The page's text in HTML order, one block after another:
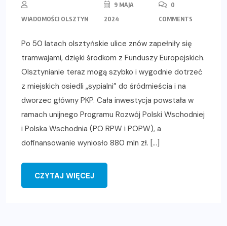
WIADOMOŚCI OLSZTYN
9 MAJA
2024
0
COMMENTS
Po 50 latach olsztyńskie ulice znów zapełniły się
tramwajami, dzięki środkom z Funduszy Europejskich.
Olsztynianie teraz mogą szybko i wygodnie dotrzeć
z miejskich osiedli „sypialni” do śródmieścia i na
dworzec główny PKP. Cała inwestycja powstała w
ramach unijnego Programu Rozwój Polski Wschodniej
i Polska Wschodnia (PO RPW i POPW), a
dofinansowanie wyniosło 880 mln zł. […]
CZYTAJ WIĘCEJ